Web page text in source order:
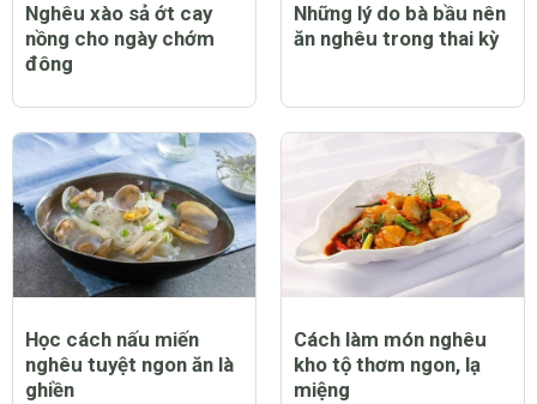
Nghêu xào sả ớt cay
nồng cho ngày chớm
đông
Những lý do bà bầu nên
ăn nghêu trong thai kỳ
Học cách nấu miến
nghêu tuyệt ngon ăn là
ghiền
Cách làm món nghêu
kho tộ thơm ngon, lạ
miệng